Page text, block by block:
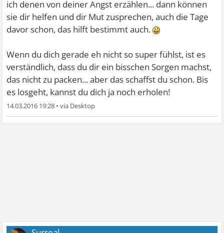
ich denen von deiner Angst erzählen... dann können
sie dir helfen und dir Mut zusprechen, auch die Tage
davor schon, das hilft bestimmt auch.
Wenn du dich gerade eh nicht so super fühlst, ist es
verständlich, dass du dir ein bisschen Sorgen machst,
das nicht zu packen... aber das schaffst du schon. Bis
es losgeht, kannst du dich ja noch erholen!
14.03.2016 19:28 •